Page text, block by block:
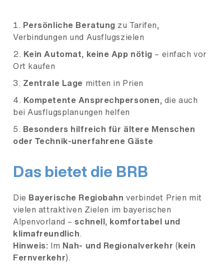
Persönliche Beratung zu Tarifen,
Verbindungen und Ausflugszielen
Kein Automat, keine App nötig – einfach vor
Ort kaufen
Zentrale Lage mitten in Prien
Kompetente Ansprechpersonen, die auch
bei Ausflugsplanungen helfen
Besonders hilfreich für ältere Menschen
oder Technik-unerfahrene Gäste
Das bietet die BRB
Die Bayerische Regiobahn verbindet Prien mit
vielen attraktiven Zielen im bayerischen
Alpenvorland – schnell, komfortabel und
klimafreundlich.
Hinweis: Im Nah- und Regionalverkehr (kein
Fernverkehr).